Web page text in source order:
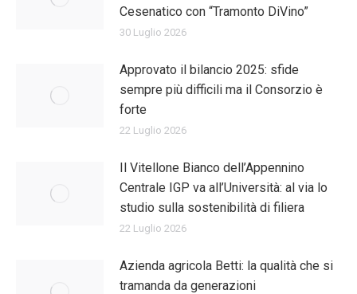
Cesenatico con “Tramonto DiVino”
30 Luglio 2026
Approvato il bilancio 2025: sfide
sempre più difficili ma il Consorzio è
forte
22 Luglio 2026
Il Vitellone Bianco dell’Appennino
Centrale IGP va all’Università: al via lo
studio sulla sostenibilità di filiera
22 Luglio 2026
Azienda agricola Betti: la qualità che si
tramanda da generazioni